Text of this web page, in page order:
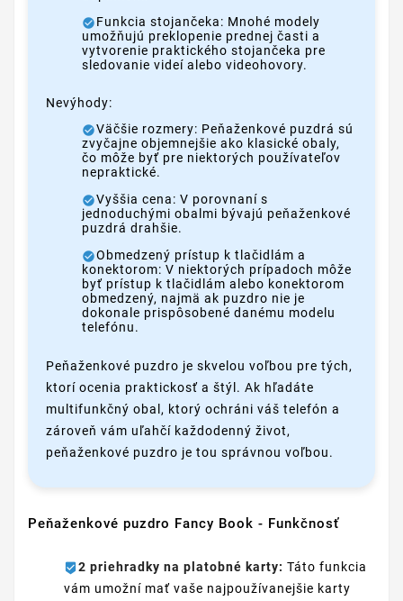
Funkcia stojančeka: Mnohé modely
umožňujú preklopenie prednej časti a
vytvorenie praktického stojančeka pre
sledovanie videí alebo videohovory.
Nevýhody:
Väčšie rozmery: Peňaženkové puzdrá sú
zvyčajne objemnejšie ako klasické obaly,
čo môže byť pre niektorých používateľov
nepraktické.
Vyššia cena: V porovnaní s
jednoduchými obalmi bývajú peňaženkové
puzdrá drahšie.
Obmedzený prístup k tlačidlám a
konektorom: V niektorých prípadoch môže
byť prístup k tlačidlám alebo konektorom
obmedzený, najmä ak puzdro nie je
dokonale prispôsobené danému modelu
telefónu.
Peňaženkové puzdro je skvelou voľbou pre tých,
ktorí ocenia praktickosť a štýl. Ak hľadáte
multifunkčný obal, ktorý ochráni váš telefón a
zároveň vám uľahčí každodenný život,
peňaženkové puzdro je tou správnou voľbou.
Peňaženkové puzdro Fancy Book - Funkčnosť
2 priehradky na platobné karty: Táto funkcia
vám umožní mať vaše najpoužívanejšie karty